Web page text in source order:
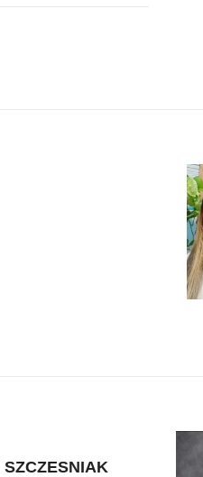
SZCZESNIAK